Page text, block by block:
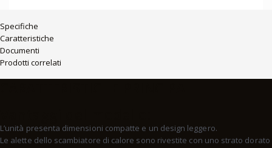
Specifiche
Caratteristiche
Documenti
Prodotti correlati
L’unità presenta dimensioni compatte e un design leggero.
Le alette dello scambiatore di calore sono rivestite con uno strato dorato